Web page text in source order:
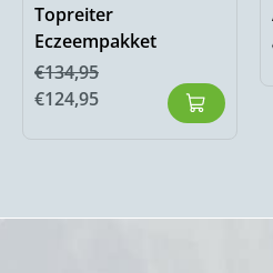
Topreiter
Eczeempakket
€134,95
€124,95